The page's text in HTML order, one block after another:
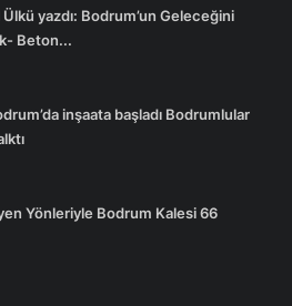
yazdı: Bodrum’un Geleceğini
Beton...
inşaata başladı Bodrumlular
Yönleriyle Bodrum Kalesi 66